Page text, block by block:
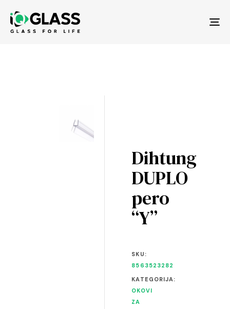
Dihtung
DUPLO
pero
“Y”
SKU:
8563523282
KATEGORIJA:
OKOVI
ZA